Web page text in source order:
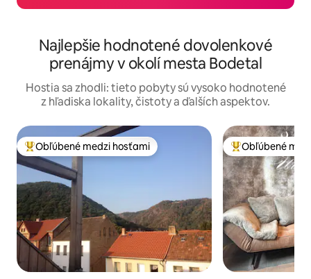
Najlepšie hodnotené dovolenkové
prenájmy v okolí mesta Bodetal
Hostia sa zhodli: tieto pobyty sú vysoko hodnotené
z hľadiska lokality, čistoty a ďalších aspektov.
Najobľúbenejšie medzi hosťami
Obľúbené medzi hosťami Najobľúbenejšie
Obľúbené